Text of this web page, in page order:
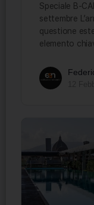
Speciale B-
settembre
questione
elemento